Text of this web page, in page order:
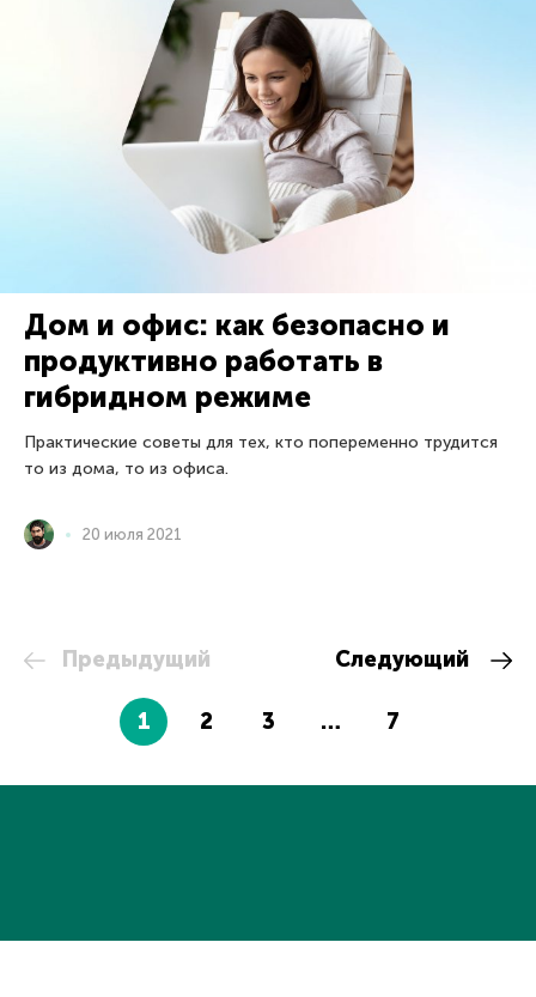
Дом и офис: как безопасно и
продуктивно работать в
гибридном режиме
Практические советы для тех, кто попеременно трудится
то из дома, то из офиса.
20 июля 2021
Предыдущий
1 2 3 … 7
Следующий